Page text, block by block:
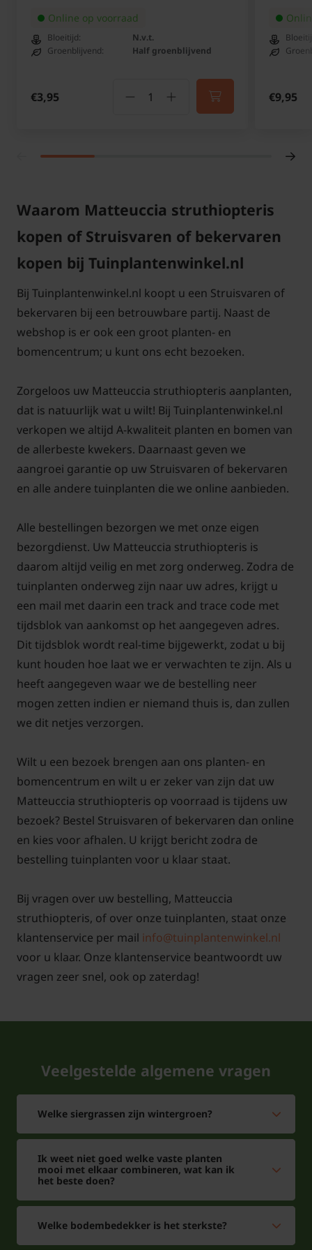
vervolgens het aantal bepalen. Dit aantal kunt u
Matteuccia struthiopteris snoeien en
onderhouden
Na de winter kunnen oude, uitgedroogde bladeren
helemaal verwijderd worden, zodat frisse, jonge
scheuten snel kunnen uitgroeien.
Veelgestelde vragen over Matteuccia
struthiopteris:
Moet de bekervaren Matteuccia
struthiopteris op vochtige grond
staan?
Antwoord: De grond moet voor de Matteuccia
struthiopteris waterdoorlatend zijn maar mag
gerust wat vochtig blijven. Verder stelt de
Matteuccia struthiopteris weinig eisen aan de
grondsoort. Met warm weer in het voorjaar en
zomer wel extra water bijgeven. De Matteuccia
struthiopteris verdraagt ook kleigrond. Matteuccia
struthiopteris is goed winterhard.
Antwoord: De Matteuccia struthiopteris is in 2
maten door ons leverbaar. Let wel even op of deze
op voorraad zijn, soms kan namelijk een maat
tijdelijk niet leverbaar zijn. Potmaat P9 (9 cm pot) en
een C2 (2 liter pot). De beste Matteuccia
planten en van de C2 5 planten. Matteuccia
struthiopteris is mooi in combinatie met andere
planten.
Matteuccia struthiopteris?
Struisvaren genoemd staat graag op een beschutte
houdt de Matteuccia struthiopteris van vochtige
planten en struiken. De Matteuccia struthiopteris is
niet wintergroen.
Online op voorraad
Bloeitijd:
N.v.t.
Groenblijvend:
Half groenblijvend
€3,95 €9,95
Waarom Matteuccia struthiopteris
kopen of Struisvaren of bekervaren
kopen bij Tuinplantenwinkel.nl
Bij Tuinplantenwinkel.nl koopt u een Struisvaren of
bekervaren bij een betrouwbare partij. Naast de
webshop is er ook een groot planten- en
bomencentrum; u kunt ons echt bezoeken.
Zorgeloos uw Matteuccia struthiopteris aanplanten,
dat is natuurlijk wat u wilt! Bij Tuinplantenwinkel.nl
verkopen we altijd A-kwaliteit planten en bomen van
de allerbeste kwekers. Daarnaast geven we
aangroei garantie op uw Struisvaren of bekervaren
en alle andere tuinplanten die we online aanbieden.
Alle bestellingen bezorgen we met onze eigen
bezorgdienst. Uw Matteuccia struthiopteris is
daarom altijd veilig en met zorg onderweg. Zodra de
tuinplanten onderweg zijn naar uw adres, krijgt u
een mail met daarin een track and trace code met
tijdsblok van aankomst op het aangegeven adres.
Dit tijdsblok wordt real-time bijgewerkt, zodat u bij
kunt houden hoe laat we er verwachten te zijn. Als u
heeft aangegeven waar we de bestelling neer
mogen zetten indien er niemand thuis is, dan zullen
we dit netjes verzorgen.
Wilt u een bezoek brengen aan ons planten- en
bomencentrum en wilt u er zeker van zijn dat uw
Matteuccia struthiopteris op voorraad is tijdens uw
bezoek? Bestel Struisvaren of bekervaren dan online
en kies voor afhalen. U krijgt bericht zodra de
bestelling tuinplanten voor u klaar staat.
Bij vragen over uw bestelling, Matteuccia
struthiopteris, of over onze tuinplanten, staat onze
klantenservice per mail info@tuinplantenwinkel.nl
voor u klaar. Onze klantenservice beantwoordt uw
vragen zeer snel, ook op zaterdag!
Veelgestelde algemene vragen
Welke siergrassen zijn wintergroen?
Ik weet niet goed welke vaste planten
mooi met elkaar combineren, wat kan ik
het beste doen?
Welke bodembedekker is het sterkste?